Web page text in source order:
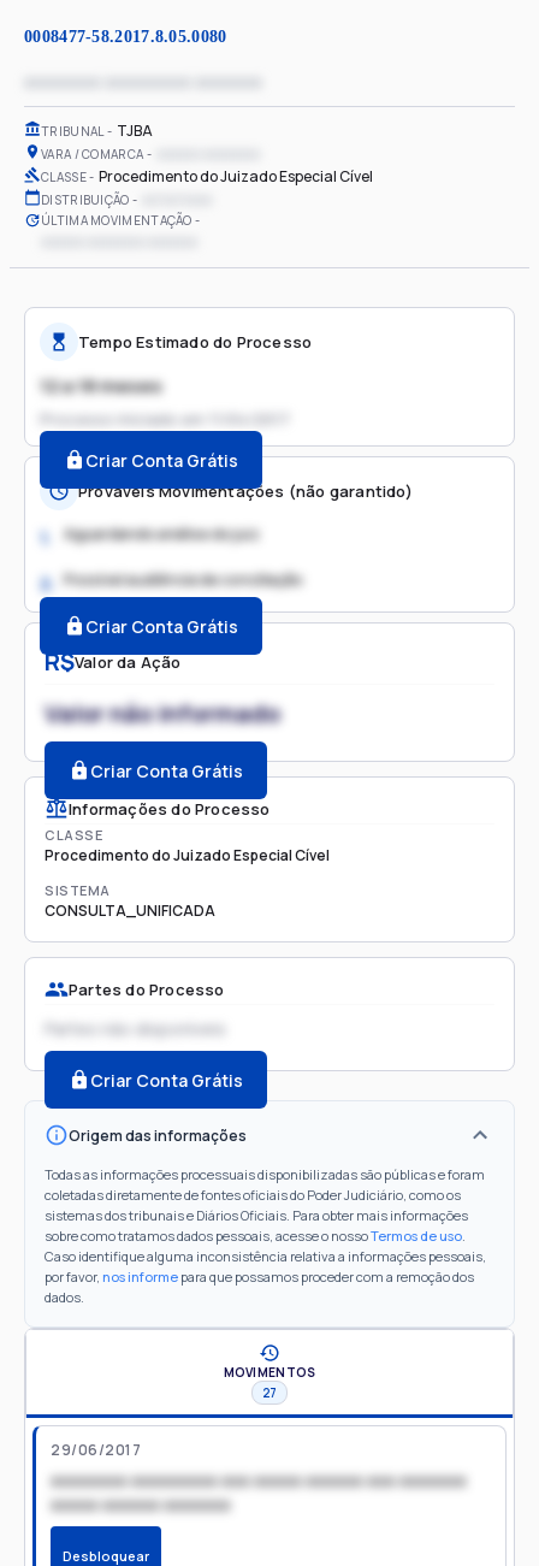
0008477-58.2017.8.05.0080
TRIBUNAL TJBA
VARA / COMARCA
CLASSE Procedimento do Juizado Especial Cível
DISTRIBUIÇÃO
ÚLTIMA MOVIMENTAÇÃO
R$Valor da Ação
Valor não informado
Criar Conta Grátis
Informações do Processo
CLASSE
Procedimento do Juizado Especial Cível
SISTEMA
CONSULTA_UNIFICADA
Partes do Processo
Partes não disponíveis
Criar Conta Grátis
Origem das informações
Todas as informações processuais disponibilizadas são públicas e foram
coletadas diretamente de fontes oficiais do Poder Judiciário, como os
sistemas dos tribunais e Diários Oficiais. Para obter mais informações
sobre como tratamos dados pessoais, acesse o nossoTermos de uso.
Caso identifique alguma inconsistência relativa a informações pessoais,
por favor, nos informe para que possamos proceder com a remoção dos
dados.
Tempo Estimado do Processo
12 a 18 meses
Processo iniciado em
Criar Conta Grátis
Prováveis Movimentações (não garantido)
1. Aguardando análise do juiz
2. Possível audiência de conciliação
Criar Conta Grátis
MOVIMENTOS
27
29/06/2017
xxxxxxxx xxxxxxxxx xxx xxxxx xxxxxx xxx xxxxxxx
xxxxx xxxxxx xxxxxxx
Desbloquear